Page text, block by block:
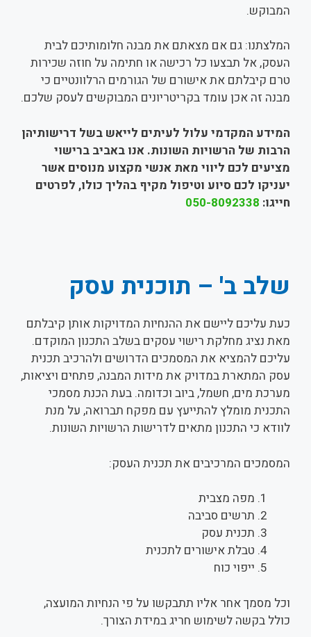
המבוקש.
המלצתנו: גם אם מצאתם את מבנה חלומותיכם לבית
העסק, אל תבצעו כל רכישה או חתימה על חוזה שכירות
טרם קיבלתם את אישורם של הגורמים הרלוונטיים כי
מבנה זה אכן עומד בקריטריונים המבוקשים לעסק שלכם.
המידע המקדמי עלול לעיתים לייאש בשל דרישותיהן
הרבות של הרשויות השונות. אנו באביב ברישוי
מציעים לכם ליווי מאת אנשי מקצוע מנוסים אשר
יעניקו לכם סיוע וטיפול מקיף בהליך כולו, לפרטים
חייגו: 050-8092338
שלב ב' – תוכנית עסק
כעת עליכם ליישם את ההנחיות המדויקות אותן קיבלתם
מאת נציג מחלקת רישוי עסקים בשלב התכנון המוקדם.
עליכם להמציא את המסמכים הדרושים ולהרכיב תכנית
עסק המתארת במדויק את מידות המבנה, פתחים ויציאות,
מערכת מים, חשמל, ביוב וכדומה. בעת הכנת מסמכי
התכנית מומלץ להתייעץ עם מפקח תברואה, על מנת
לוודא כי התכנון מתאים לדרישות הרשויות השונות.
המסמכים המרכיבים את תכנית העסק:
מפה מצבית
תרשים סביבה
תכנית עסק
טבלת אישורים לתכנית
ייפוי כוח
וכל מסמך אחר אליו תתבקשו על פי הנחיות המועצה,
כולל בקשה לשימוש חריג במידת הצורך.